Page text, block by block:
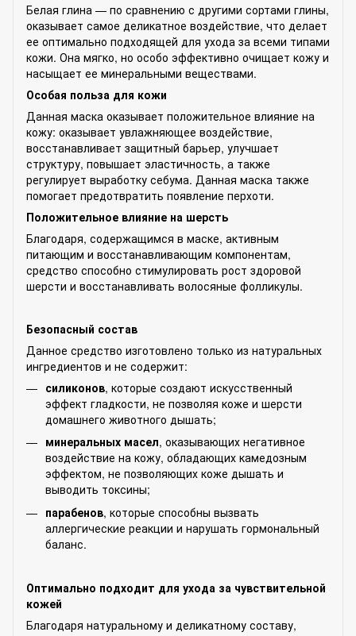
Белая глина — по сравнению с другими сортами глины,
оказывает самое деликатное воздействие, что делает
ее оптимально подходящей для ухода за всеми типами
кожи. Она мягко, но особо эффективно очищает кожу и
насыщает ее минеральными веществами.
Особая польза для кожи
Данная маска оказывает положительное влияние на
кожу: оказывает увлажняющее воздействие,
восстанавливает защитный барьер, улучшает
структуру, повышает эластичность, а также
регулирует выработку себума. Данная маска также
помогает предотвратить появление перхоти.
Положительное влияние на шерсть
Благодаря, содержащимся в маске, активным
питающим и восстанавливающим компонентам,
средство способно стимулировать рост здоровой
шерсти и восстанавливать волосяные фолликулы.
Безопасный состав
Данное средство изготовлено только из натуральных
ингредиентов и не содержит:
силиконов, которые создают искусственный
эффект гладкости, не позволяя коже и шерсти
домашнего животного дышать;
минеральных масел, оказывающих негативное
воздействие на кожу, обладающих камедозным
эффектом, не позволяющих коже дышать и
выводить токсины;
парабенов, которые способны вызвать
аллергические реакции и нарушать гормональный
баланс.
Оптимально подходит для ухода за чувствительной
кожей
Благодаря натуральному и деликатному составу,